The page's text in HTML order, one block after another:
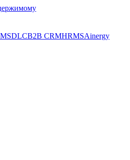
SDLCB2B CRMHRMSAinergy